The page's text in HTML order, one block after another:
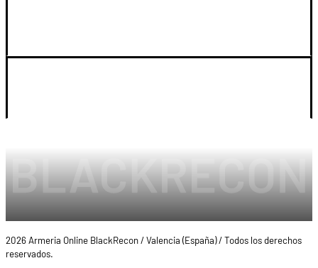
2026 Armeria Online BlackRecon / Valencia (España) / Todos los derechos
reservados.